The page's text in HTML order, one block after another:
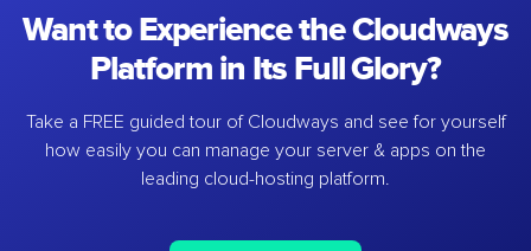
Want to Experience the Cloudways
Platform in Its Full Glory?
Take a FREE guided tour of Cloudways and see for yourself
how easily you can manage your server & apps on the
leading cloud-hosting platform.